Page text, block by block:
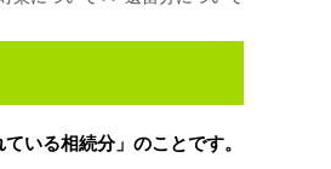
いる相続分」のことです。